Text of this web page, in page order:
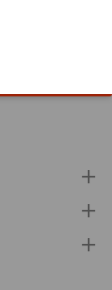
Payroll. Een
humor en